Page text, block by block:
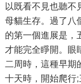
以既看不見也聽不
母貓生存。過了八
的第一個進展是，
才能完全睜開。眼
二周時，這種早期
十天時，開始爬行